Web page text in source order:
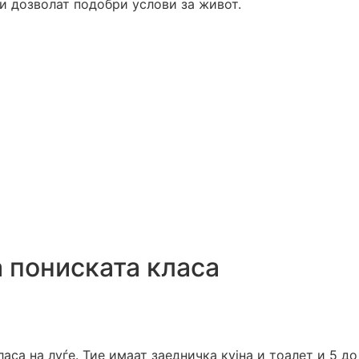
дозволат подобри услови за живот.
класа
на луѓе. Тие имаат заедничка кујна и тоалет и 5